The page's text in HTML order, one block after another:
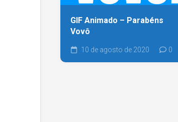
GIF Animado – Parabéns
Vovô
10 de agosto de 2020 0